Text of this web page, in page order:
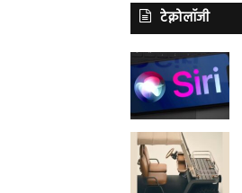
टेक्नोलॉजी